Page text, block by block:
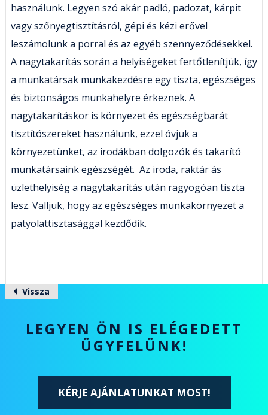
használunk. Legyen szó akár padló, padozat, kárpit
vagy szőnyegtisztításról, gépi és kézi erővel
leszámolunk a porral és az egyéb szennyeződésekkel.
A nagytakarítás során a helyiségeket fertőtlenítjük, így
a munkatársak munkakezdésre egy tiszta, egészséges
és biztonságos munkahelyre érkeznek. A
nagytakarításkor is környezet és egészségbarát
tisztítószereket használunk, ezzel óvjuk a
környezetünket, az irodákban dolgozók és takarító
munkatársaink egészségét. Az iroda, raktár ás
üzlethelyiség a nagytakarítás után ragyogóan tiszta
lesz. Valljuk, hogy az egészséges munkakörnyezet a
patyolattisztasággal kezdődik.
Vissza
LEGYEN ÖN IS ELÉGEDETT
ÜGYFELÜNK!
KÉRJE AJÁNLATUNKAT MOST!